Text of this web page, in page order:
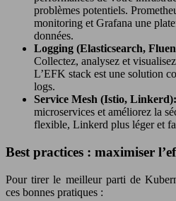
problèmes potentiels.
monitoring et Grafana une
données.
Logging (Elasticsearch,
Collectez, analysez et
L’EFK stack est une solution
logs.
Service Mesh (Istio, Linkerd):
microservices et améliorez la
flexible, Linkerd plus léger et
Best practices : maximiser
Pour tirer le meilleur parti de
ces bonnes pratiques :